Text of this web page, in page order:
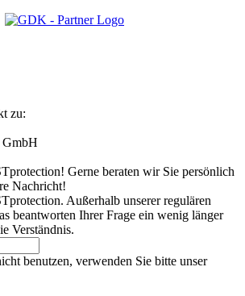
zu:
Gerne beraten wir Sie persönlich
Nachricht!
Außerhalb unserer regulären
beantworten Ihrer Frage ein wenig länger
Verständnis.
benutzen, verwenden Sie bitte unser